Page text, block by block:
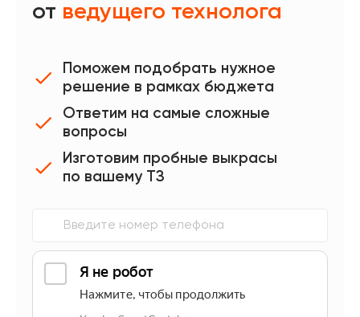
от ведущего технолога
Поможем подобрать нужное
решение в рамках бюджета
Ответим на самые сложные
вопросы
Изготовим пробные выкрасы
по вашему ТЗ